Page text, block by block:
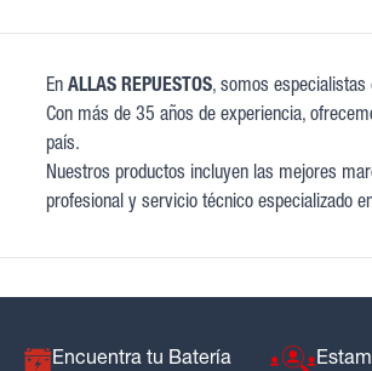
EnALLAS REPUESTOS, somos
Con más de 35 años de experiencia,
país.
Nuestros productos incluyen las mejores
profesional y servicio técnico especializado
Encuentra tu Batería